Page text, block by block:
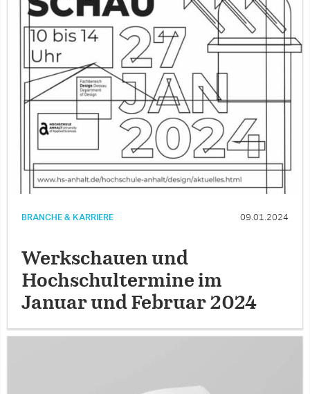
BRANCHE & KARRIERE 09.01.2024
Werkschauen und
Hochschultermine im
Januar und Februar 2024